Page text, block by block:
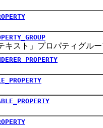
ト」プロパティグルー